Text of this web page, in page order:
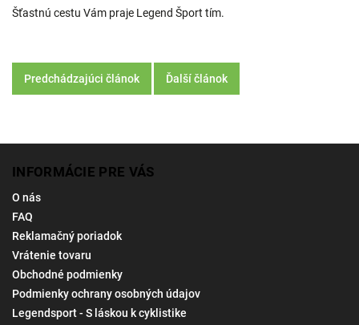
Šťastnú cestu Vám praje Legend Šport tím.
Predchádzajúci článok Ďalší článok
INFORMÁCIE PRE VÁS
O nás
FAQ
Reklamačný poriadok
Vrátenie tovaru
Obchodné podmienky
Podmienky ochrany osobných údajov
Legendsport - S láskou k cyklistike